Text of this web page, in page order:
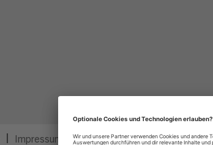
Impressum Privatsphäre-Einstellungen